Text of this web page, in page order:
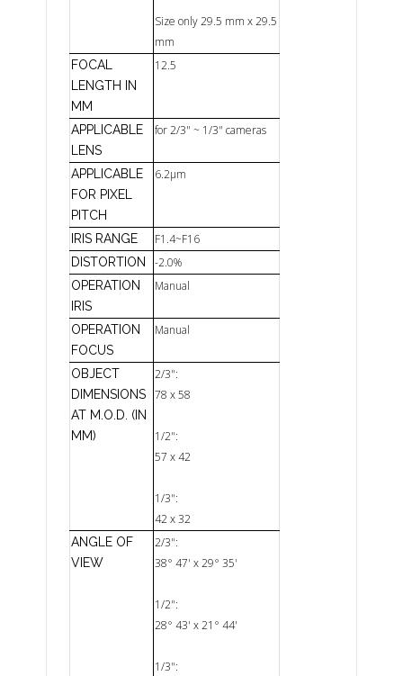
Size only 29.5 mm x 29.5
mm
FOCAL
LENGTH IN
MM
12.5
APPLICABLE
LENS
for 2/3" ~ 1/3" cameras
APPLICABLE
FOR PIXEL
PITCH
6.2µm
IRIS RANGE F1.4~F16
DISTORTION -2.0%
OPERATION
IRIS
Manual
OPERATION
FOCUS
Manual
OBJECT
DIMENSIONS
AT M.O.D. (IN
MM)
2/3":
78 x 58
1/2":
57 x 42
1/3":
42 x 32
ANGLE OF
VIEW
2/3":
38° 47' x 29° 35'
1/2":
28° 43' x 21° 44'
1/3":